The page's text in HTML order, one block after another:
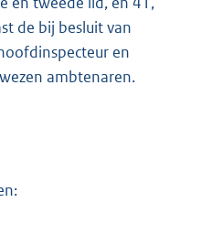
de bij besluit van
en
ambtenaren.